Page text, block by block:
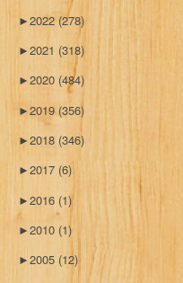
►2022 (278)
►2021 (318)
►2020 (484)
►2019 (356)
►2018 (346)
►2017 (6)
►2016 (1)
►2010 (1)
►2005 (12)